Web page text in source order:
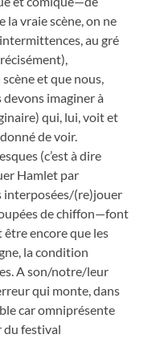
la vraie scène, on ne
au gré
et que nous,
devons imaginer à
qui, lui, voit et
de voir.
(c’est à dire
Hamlet par
interposées/(re)jouer
de chiffon—font
encore que les
la condition
A son/notre/leur
qui monte, dans
car omniprésente
du festival